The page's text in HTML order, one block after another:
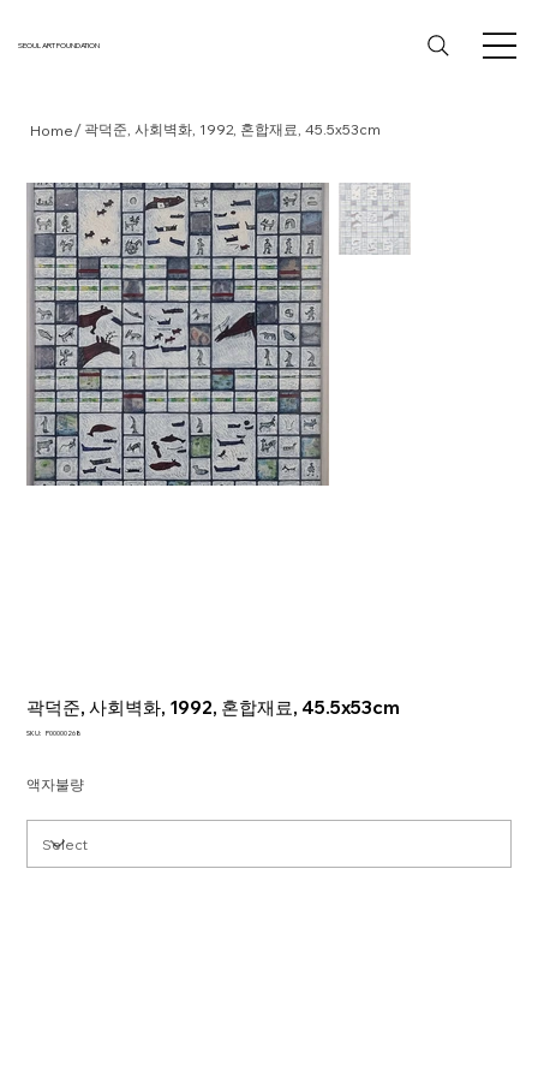
SEOUL ART FOUNDATION
Home/ 곽덕준, 사회벽화, 1992, 혼합재료, 45.5x53cm
곽덕준, 사회벽화, 1992, 혼합재료, 45.5x53cm
SKU: SKU
P00000268
액자불량